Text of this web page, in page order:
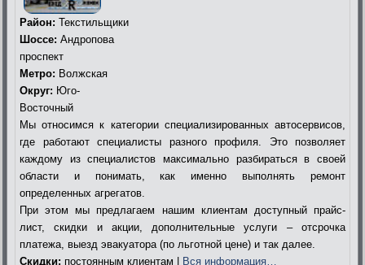
Район: Текстильщики
Шоссе: Андропова
проспект
Метро: Волжская
Округ: Юго-
Восточный
Мы относимся к категории специализированных автосервисов,
где работают специалисты разного профиля. Это позволяет
каждому из специалистов максимально разбираться в своей
области и понимать, как именно выполнять ремонт
определенных агрегатов.
При этом мы предлагаем нашим клиентам доступный прайс-
лист, скидки и акции, дополнительные услуги – отсрочка
платежа, выезд эвакуатора (по льготной цене) и так далее.
Скидки: постоянным клиентам | Вся информация…